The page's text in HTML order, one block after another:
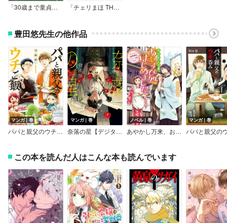
「30歳まで童貞だと魔法使いになれるらしい」Happy 5th Anniversary #チェリまほBook【デジタル版限定特典付き】 「チェリまほ THE MOVIE～30歳まで童貞だと魔法使いになれるらしい～」オフィシャルビジュアルブック
豊田悠先生の他作品
マンガ｜巻
パパと親父のウチご飯
マンガ｜巻
奈落の星【デジタル版限定特典付き】
ノベル｜巻
あやかし万来、おむすび処はじめました。
マンガ｜巻
この本を読んだ人はこんな本も読んでいます